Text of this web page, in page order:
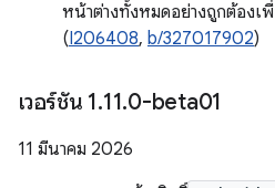
หน้าต่างทั้งหมดอย่างถูกต้องเ
(I206408, b/327017902)
เวอร์ชัน 1.11.0-beta01
11 มีนาคม 2026